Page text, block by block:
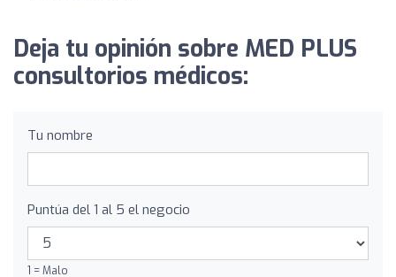
Deja tu opinión sobre MED PLUS
consultorios médicos:
Tu nombre
Puntúa del 1 al 5 el negocio
1 = Malo